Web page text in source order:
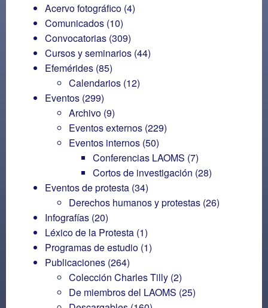
Acervo fotográfico (4)
Comunicados (10)
Convocatorias (309)
Cursos y seminarios (44)
Efemérides (85)
Calendarios (12)
Eventos (299)
Archivo (9)
Eventos externos (229)
Eventos internos (50)
Conferencias LAOMS (7)
Cortos de investigación (28)
Eventos de protesta (34)
Derechos humanos y protestas (26)
Infografías (20)
Léxico de la Protesta (1)
Programas de estudio (1)
Publicaciones (264)
Colección Charles Tilly (2)
De miembros del LAOMS (25)